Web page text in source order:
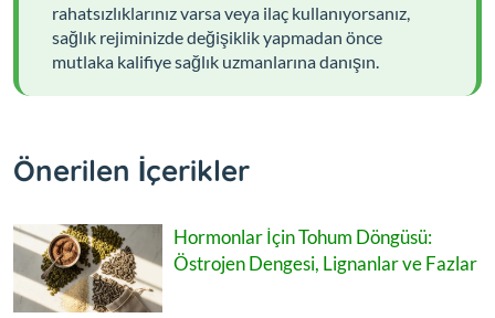
rahatsızlıklarınız varsa veya ilaç kullanıyorsanız,
sağlık rejiminizde değişiklik yapmadan önce
mutlaka kalifiye sağlık uzmanlarına danışın.
Önerilen İçerikler
Hormonlar İçin Tohum Döngüsü:
Östrojen Dengesi, Lignanlar ve Fazlar